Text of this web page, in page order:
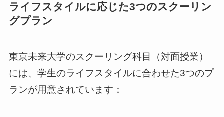
ライフスタイルに応じた3つのスクーリン
グプラン
東京未来大学のスクーリング科目（対面授業）
には、学生のライフスタイルに合わせた3つのプ
ランが用意されています：